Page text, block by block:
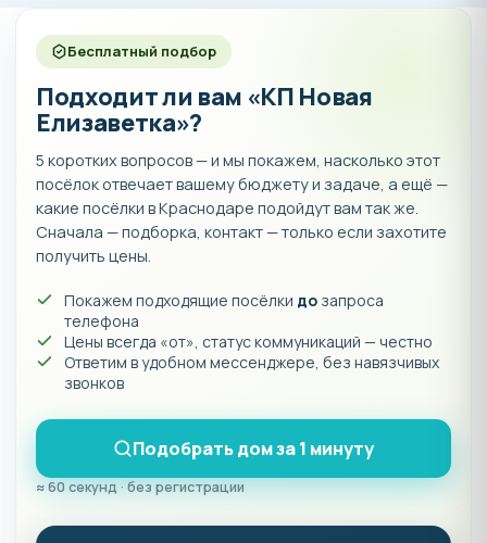
Бесплатный подбор
Подходит ли вам «КП Новая
Елизаветка»?
5 коротких вопросов — и мы покажем, насколько этот
посёлок отвечает вашему бюджету и задаче, а ещё —
какие посёлки в Краснодаре подойдут вам так же.
Сначала — подборка, контакт — только если захотите
получить цены.
Покажем подходящие посёлки до запроса
телефона
Цены всегда «от», статус коммуникаций — честно
Ответим в удобном мессенджере, без навязчивых
звонков
Подобрать дом за 1 минуту
≈ 60 секунд · без регистрации